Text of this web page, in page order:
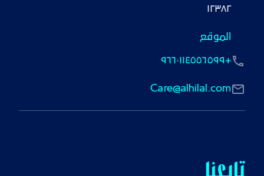
١٢٣٨٢
الموقع
Care@alhilal.com
+٩٦٦٠١١٤٥٥٦٥٩٩
تابعنا